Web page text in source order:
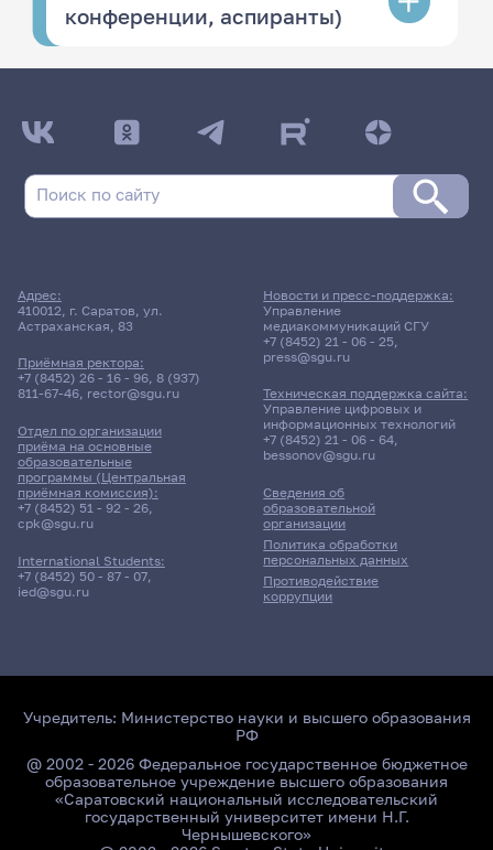
конференции, аспиранты)
Адрес:
410012, г. Саратов, ул.
Астраханская, 83
Приёмная ректора:
+7 (8452) 26 - 16 - 96, 8 (937)
811-67-46, rector@sgu.ru
Отдел по организации
приёма на основные
образовательные
программы (Центральная
приёмная комиссия):
+7 (8452) 51 - 92 - 26,
cpk@sgu.ru
International Students:
+7 (8452) 50 - 87 - 07,
ied@sgu.ru
Сведения об
образовательной
организации
Политика обработки
персональных данных
Противодействие
коррупции
Новости и пресс-поддержка:
Управление
медиакоммуникаций СГУ
+7 (8452) 21 - 06 - 25,
press@sgu.ru
Техническая поддержка сайта:
Управление цифровых и
информационных технологий
+7 (8452) 21 - 06 - 64,
bessonov@sgu.ru
Учредитель: Министерство науки и высшего образования
РФ
@ 2002 - 2026 Федеральное государственное бюджетное
образовательное учреждение высшего образования
«Саратовский национальный исследовательский
государственный университет имени Н.Г.
Чернышевского»